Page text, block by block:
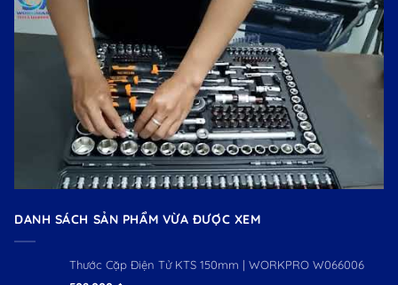
DANH SÁCH SẢN PHẨM VỪA ĐƯỢC XEM
Thước Cặp Điện Tử KTS 150mm | WORKPRO W066006